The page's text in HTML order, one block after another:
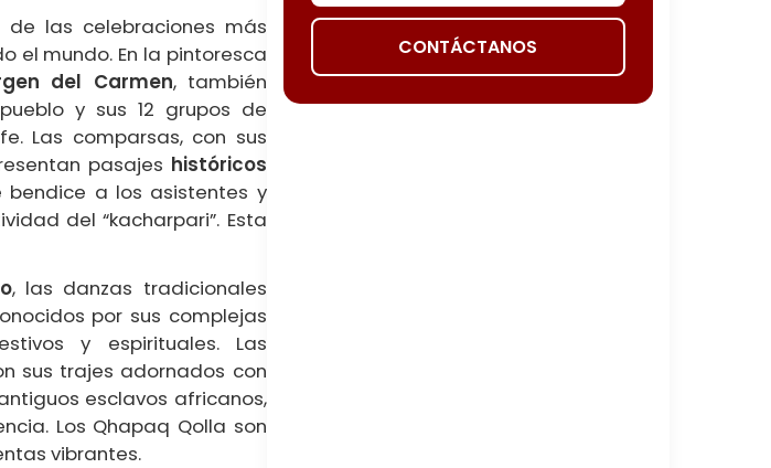
las celebraciones más
el mundo. En la pintoresca
del Carmen, también
y sus 12 grupos de
Las comparsas, con sus
pasajes históricos
bendice a los asistentes y
del “kacharpari”. Esta
, las danzas tradicionales
por sus complejas
y espirituales. Las
sus trajes adornados con
esclavos africanos,
Los Qhapaq Qolla son
vibrantes.
CONTÁCTANOS